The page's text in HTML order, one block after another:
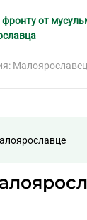
от
Малоярославец